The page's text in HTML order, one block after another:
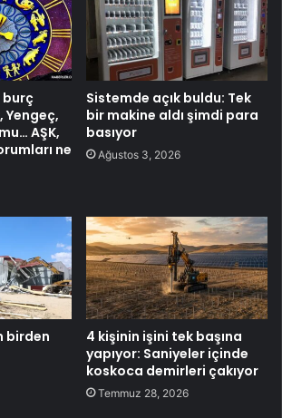
burç
Yengeç,
AŞK,
ne
Sistemde açık buldu: Tek
bir makine aldı şimdi para
basıyor
Ağustos 3, 2026
birden
4 kişinin işini tek başına
yapıyor: Saniyeler içinde
koskoca demirleri çakıyor
Temmuz 28, 2026